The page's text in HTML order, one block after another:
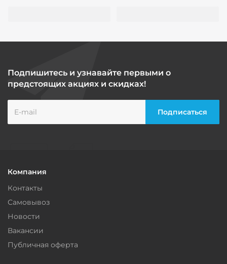
Подпишитесь и узнавайте первыми о
предстоящих акциях и скидках!
Компания
Контакты
Самовывоз
Новости
Вакансии
Публичная оферта